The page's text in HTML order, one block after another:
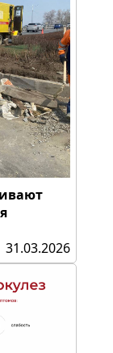
31.03.2026